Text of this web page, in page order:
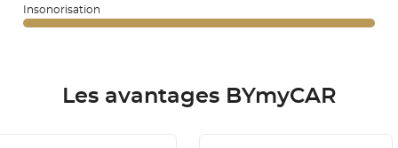
Insonorisation
Les avantages BYmyCAR